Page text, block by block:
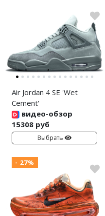
Air Jordan 4 SE 'Wet
Cement'
видео-обзор
15308 руб
Выбрать
- 27%